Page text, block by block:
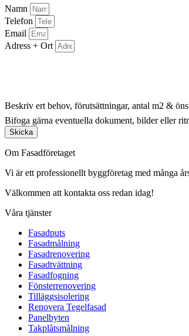
Namn
Telefon
Email
Adress + Ort
Beskriv ert behov, förutsättningar, antal m2 &
Bifoga gärna eventuella dokument, bilder eller
Skicka
Om Fasadföretaget
Vi är ett professionellt byggföretag med många
Välkommen att kontakta oss redan idag!
Våra tjänster
Fasadputs
Fasadmålning
Fasadrenovering
Fasadtvättning
Fasadfogning
Fönsterrenovering
Tilläggsisolering
Renovera Tegelfasad
Panelbyten
Takplåtsmålning